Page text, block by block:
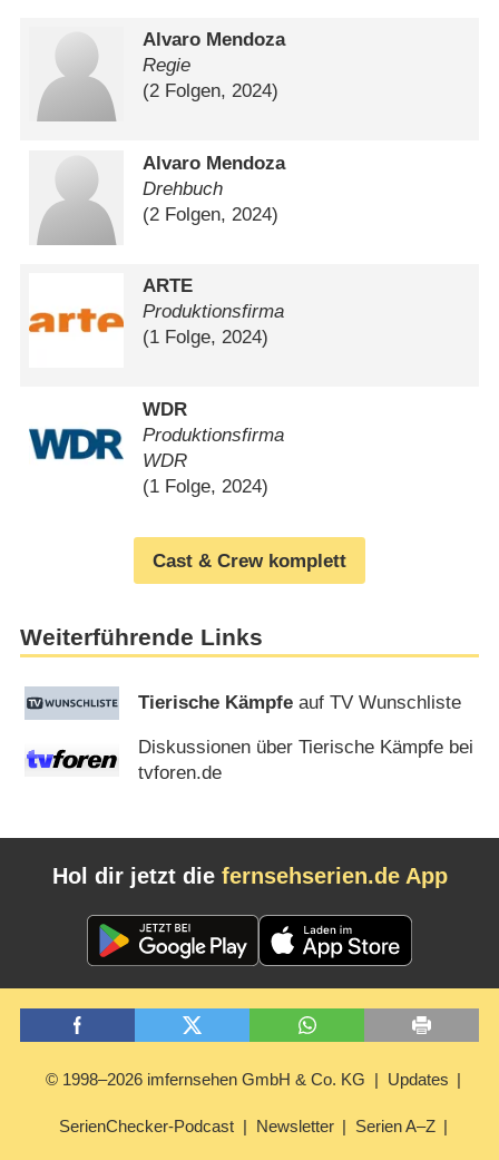
Alvaro Mendoza
Regie
(2 Folgen, 2024)
Alvaro Mendoza
Drehbuch
(2 Folgen, 2024)
ARTE
Produktionsfirma
(1 Folge, 2024)
WDR
Produktionsfirma
WDR
(1 Folge, 2024)
Cast & Crew komplett
Weiterführende Links
Tierische Kämpfe auf TV Wunschliste
Diskussionen über Tierische Kämpfe bei
tvforen.de
Hol dir jetzt die fernsehserien.de App
© 1998–2026 imfernsehen GmbH & Co. KG Updates
SerienChecker-Podcast Newsletter Serien A–Z